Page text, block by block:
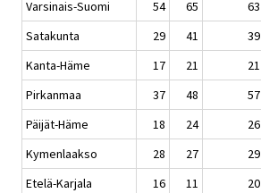
Varsinais-Suomi
54 65
63
Satakunta
29 41
39
Kanta-Häme
17 21
21
Pirkanmaa
37 48
57
Päijät-Häme
18 24
26
Kymenlaakso
28 27
29
Etelä-Karjala
16 11
20